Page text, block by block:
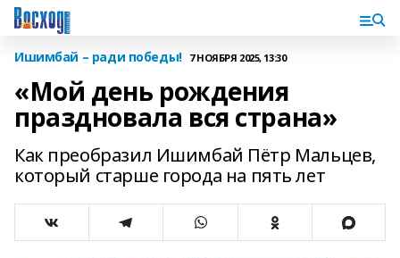
Ишимбай – ради победы! 7 НОЯБРЯ 2025, 13:30
«Мой день рождения
праздновала вся страна»
Как преобразил Ишимбай Пётр Мальцев,
который старше города на пять лет